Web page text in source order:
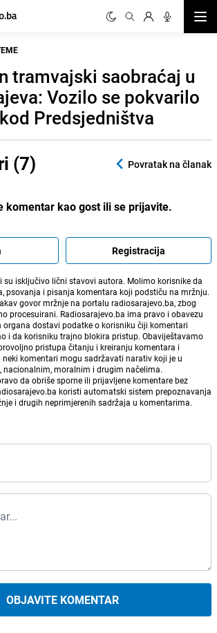
tramvajski saobraćaj u
Vozilo se pokvarilo
Predsjedništva
(7) Povratak na članak
komentar kao gost ili se prijavite.
Registracija
su isključivo lični stavovi autora. Molimo korisnike da
psovanja i pisanja komentara koji podstiču na mržnju.
govor mržnje na portalu radiosarajevo.ba, zbog
procesuirani. Radiosarajevo.ba ima pravo i obavezu
dostavi podatke o korisniku čiji komentari
i da korisniku trajno blokira pristup. Obaviještavamo
pristupa čitanju i kreiranju komentara i
komentari mogu sadržavati narativ koji je u
nacionalnim, moralnim i drugim načelima.
da obriše sporne ili prijavljene komentare bez
koristi automatski sistem prepoznavanja
i drugih neprimjerenih sadržaja u komentarima.
OBJAVITE KOMENTAR